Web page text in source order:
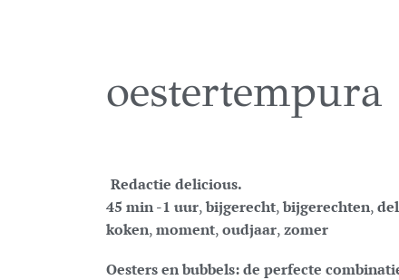
Redactie delicious.
45 min -1 uur,bijgerecht,bijgerechten,
koken,moment,oudjaar,zomer
Oesters en bubbels: de perfecte